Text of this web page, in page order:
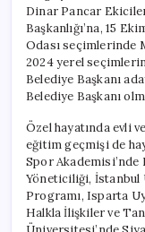
Dinar Pancar
Başkanlığı’na, 15
Odası seçimlerinde
2024 yerel
Belediye Başkanı
Belediye Başkanı
Özel hayatında evli
eğitim geçmişi de
Spor
Yöneticiliği, İstanbul
Programı, Isparta
Halkla İlişkiler ve